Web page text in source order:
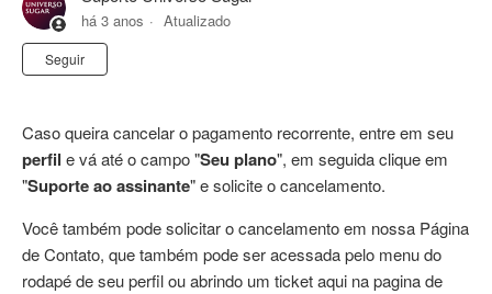
há 3 anos Atualizado
Seguir
Caso queira cancelar o pagamento recorrente, entre em seu
perfil e vá até o campo "Seu plano", em seguida clique em
"Suporte ao assinante" e solicite o cancelamento.
Você também pode solicitar o cancelamento em nossa Página
de Contato, que também pode ser acessada pelo menu do
rodapé de seu perfil ou abrindo um ticket aqui na pagina de